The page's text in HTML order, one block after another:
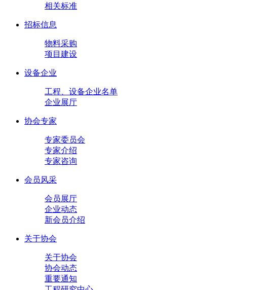
相关标准
招标信息
物料采购
项目建设
设备企业
工程、设备企业名单
企业展厅
协会专家
专家委员会
专家介绍
专家咨询
会员风采
会员展厅
企业动态
新会员介绍
关于协会
关于协会
协会动态
重要通知